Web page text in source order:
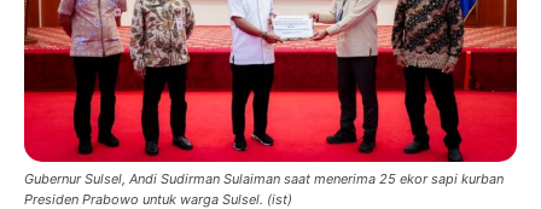
Gubernur Sulsel, Andi Sudirman Sulaiman saat menerima 25 ekor sapi kurban
Presiden Prabowo untuk warga Sulsel. (ist)